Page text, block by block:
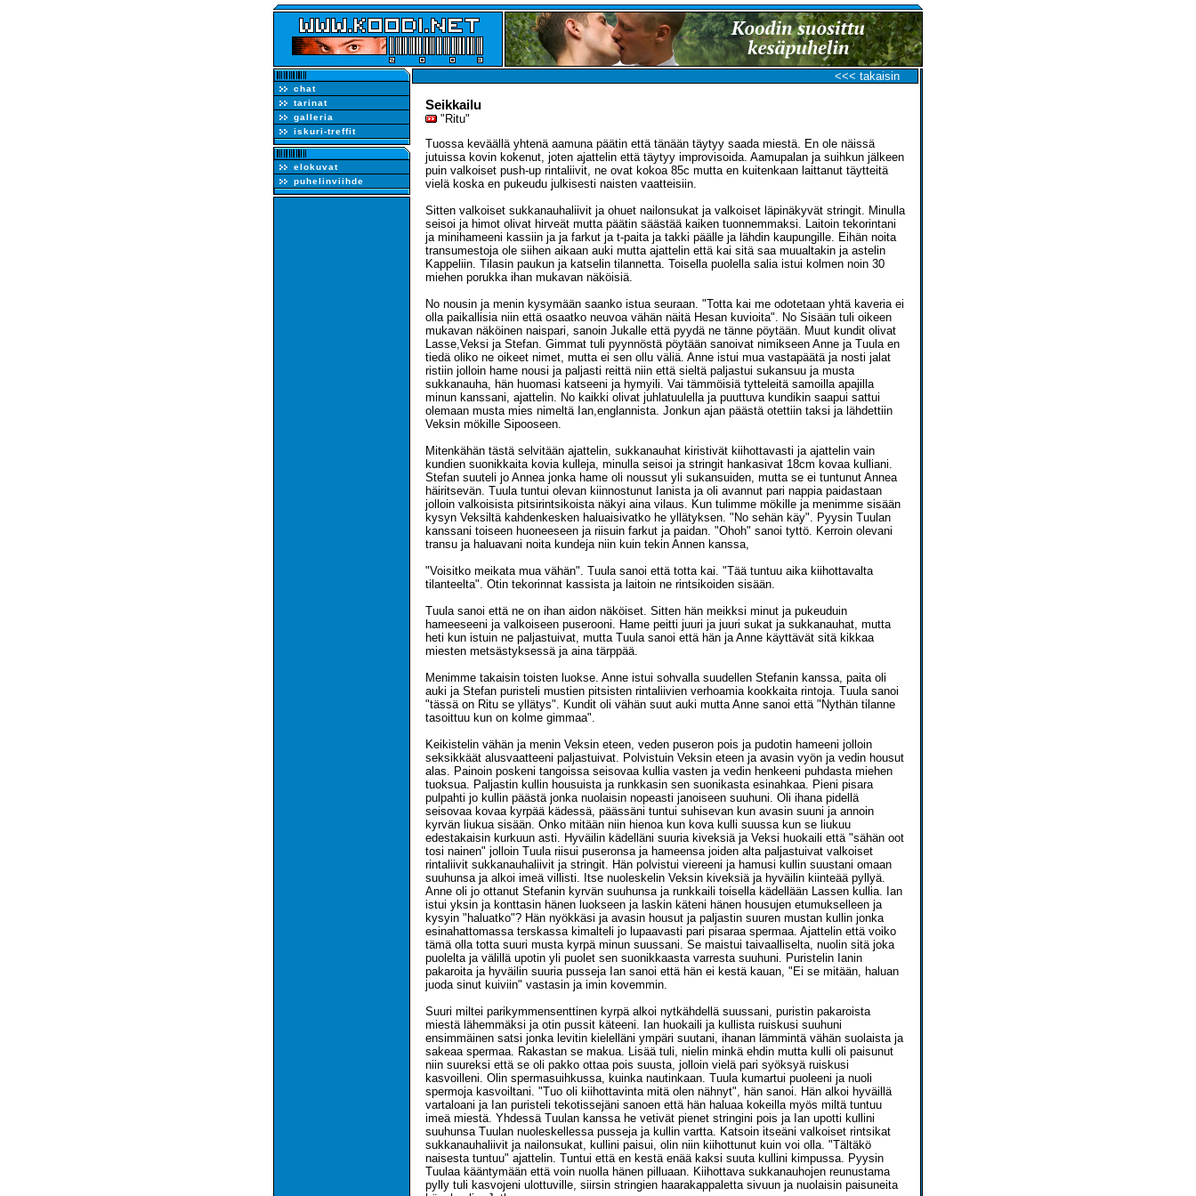
chat
tarinat
galleria
iskuri-treffit
elokuvat
puhelinviihde
<<< takaisin
Seikkailu
"Ritu"
Tuossa keväällä yhtenä aamuna päätin että tänään täytyy saada miestä. En ole näissä
jutuissa kovin kokenut, joten ajattelin että täytyy improvisoida. Aamupalan ja suihkun jälkeen
puin valkoiset push-up rintaliivit, ne ovat kokoa 85c mutta en kuitenkaan laittanut täytteitä
vielä koska en pukeudu julkisesti naisten vaatteisiin.
Sitten valkoiset sukkanauhaliivit ja ohuet nailonsukat ja valkoiset läpinäkyvät stringit. Minulla
seisoi ja himot olivat hirveät mutta päätin säästää kaiken tuonnemmaksi. Laitoin tekorintani
ja minihameeni kassiin ja ja farkut ja t-paita ja takki päälle ja lähdin kaupungille. Eihän noita
transumestoja ole siihen aikaan auki mutta ajattelin että kai sitä saa muualtakin ja astelin
Kappeliin. Tilasin paukun ja katselin tilannetta. Toisella puolella salia istui kolmen noin 30
miehen porukka ihan mukavan näköisiä.
No nousin ja menin kysymään saanko istua seuraan. "Totta kai me odotetaan yhtä kaveria ei
olla paikallisia niin että osaatko neuvoa vähän näitä Hesan kuvioita". No Sisään tuli oikeen
mukavan näköinen naispari, sanoin Jukalle että pyydä ne tänne pöytään. Muut kundit olivat
Lasse,Veksi ja Stefan. Gimmat tuli pyynnöstä pöytään sanoivat nimikseen Anne ja Tuula en
tiedä oliko ne oikeet nimet, mutta ei sen ollu väliä. Anne istui mua vastapäätä ja nosti jalat
ristiin jolloin hame nousi ja paljasti reittä niin että sieltä paljastui sukansuu ja musta
sukkanauha, hän huomasi katseeni ja hymyili. Vai tämmöisiä tytteleitä samoilla apajilla
minun kanssani, ajattelin. No kaikki olivat juhlatuulella ja puuttuva kundikin saapui sattui
olemaan musta mies nimeltä Ian,englannista. Jonkun ajan päästä otettiin taksi ja lähdettiin
Veksin mökille Sipooseen.
Mitenkähän tästä selvitään ajattelin, sukkanauhat kiristivät kiihottavasti ja ajattelin vain
kundien suonikkaita kovia kulleja, minulla seisoi ja stringit hankasivat 18cm kovaa kulliani.
Stefan suuteli jo Annea jonka hame oli noussut yli sukansuiden, mutta se ei tuntunut Annea
häiritsevän. Tuula tuntui olevan kiinnostunut Ianista ja oli avannut pari nappia paidastaan
jolloin valkoisista pitsirintsikoista näkyi aina vilaus. Kun tulimme mökille ja menimme sisään
kysyn Veksiltä kahdenkesken haluaisivatko he yllätyksen. "No sehän käy". Pyysin Tuulan
kanssani toiseen huoneeseen ja riisuin farkut ja paidan. "Ohoh" sanoi tyttö. Kerroin olevani
transu ja haluavani noita kundeja niin kuin tekin Annen kanssa,
"Voisitko meikata mua vähän". Tuula sanoi että totta kai. "Tää tuntuu aika kiihottavalta
tilanteelta". Otin tekorinnat kassista ja laitoin ne rintsikoiden sisään.
Tuula sanoi että ne on ihan aidon näköiset. Sitten hän meikksi minut ja pukeuduin
hameeseeni ja valkoiseen puserooni. Hame peitti juuri ja juuri sukat ja sukkanauhat, mutta
heti kun istuin ne paljastuivat, mutta Tuula sanoi että hän ja Anne käyttävät sitä kikkaa
miesten metsästyksessä ja aina tärppää.
Menimme takaisin toisten luokse. Anne istui sohvalla suudellen Stefanin kanssa, paita oli
auki ja Stefan puristeli mustien pitsisten rintaliivien verhoamia kookkaita rintoja. Tuula sanoi
"tässä on Ritu se yllätys". Kundit oli vähän suut auki mutta Anne sanoi että "Nythän tilanne
tasoittuu kun on kolme gimmaa".
Keikistelin vähän ja menin Veksin eteen, veden puseron pois ja pudotin hameeni jolloin
seksikkäät alusvaatteeni paljastuivat. Polvistuin Veksin eteen ja avasin vyön ja vedin housut
alas. Painoin poskeni tangoissa seisovaa kullia vasten ja vedin henkeeni puhdasta miehen
tuoksua. Paljastin kullin housuista ja runkkasin sen suonikasta esinahkaa. Pieni pisara
pulpahti jo kullin päästä jonka nuolaisin nopeasti janoiseen suuhuni. Oli ihana pidellä
seisovaa kovaa kyrpää kädessä, päässäni tuntui suhisevan kun avasin suuni ja annoin
kyrvän liukua sisään. Onko mitään niin hienoa kun kova kulli suussa kun se liukuu
edestakaisin kurkuun asti. Hyväilin kädelläni suuria kiveksiä ja Veksi huokaili että "sähän oot
tosi nainen" jolloin Tuula riisui puseronsa ja hameensa joiden alta paljastuivat valkoiset
rintaliivit sukkanauhaliivit ja stringit. Hän polvistui viereeni ja hamusi kullin suustani omaan
suuhunsa ja alkoi imeä villisti. Itse nuoleskelin Veksin kiveksiä ja hyväilin kiinteää pyllyä.
Anne oli jo ottanut Stefanin kyrvän suuhunsa ja runkkaili toisella kädellään Lassen kullia. Ian
istui yksin ja konttasin hänen luokseen ja laskin käteni hänen housujen etumukselleen ja
kysyin "haluatko"? Hän nyökkäsi ja avasin housut ja paljastin suuren mustan kullin jonka
esinahattomassa terskassa kimalteli jo lupaavasti pari pisaraa spermaa. Ajattelin että voiko
tämä olla totta suuri musta kyrpä minun suussani. Se maistui taivaalliselta, nuolin sitä joka
puolelta ja välillä upotin yli puolet sen suonikkaasta varresta suuhuni. Puristelin Ianin
pakaroita ja hyväilin suuria pusseja Ian sanoi että hän ei kestä kauan, "Ei se mitään, haluan
juoda sinut kuiviin" vastasin ja imin kovemmin.
Suuri miltei parikymmensenttinen kyrpä alkoi nytkähdellä suussani, puristin pakaroista
miestä lähemmäksi ja otin pussit käteeni. Ian huokaili ja kullista ruiskusi suuhuni
ensimmäinen satsi jonka levitin kielelläni ympäri suutani, ihanan lämmintä vähän suolaista ja
sakeaa spermaa. Rakastan se makua. Lisää tuli, nielin minkä ehdin mutta kulli oli paisunut
niin suureksi että se oli pakko ottaa pois suusta, jolloin vielä pari syöksyä ruiskusi
kasvoilleni. Olin spermasuihkussa, kuinka nautinkaan. Tuula kumartui puoleeni ja nuoli
spermoja kasvoiltani. "Tuo oli kiihottavinta mitä olen nähnyt", hän sanoi. Hän alkoi hyväillä
vartaloani ja Ian puristeli tekotissejäni sanoen että hän haluaa kokeilla myös miltä tuntuu
imeä miestä. Yhdessä Tuulan kanssa he vetivät pienet stringini pois ja Ian upotti kullini
suuhunsa Tuulan nuoleskellessa pusseja ja kullin vartta. Katsoin itseäni valkoiset rintsikat
sukkanauhaliivit ja nailonsukat, kullini paisui, olin niin kiihottunut kuin voi olla. "Tältäkö
naisesta tuntuu" ajattelin. Tuntui että en kestä enää kaksi suuta kullini kimpussa. Pyysin
Tuulaa kääntymään että voin nuolla hänen pilluaan. Kiihottava sukkanauhojen reunustama
pylly tuli kasvojeni ulottuville, siirsin stringien haarakappaletta sivuun ja nuolaisin paisuneita